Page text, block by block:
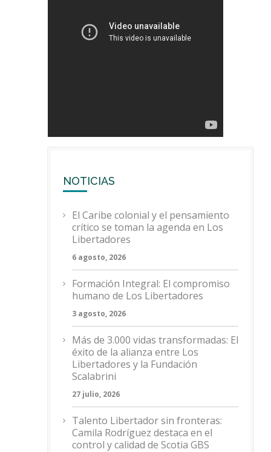
NOTICIAS
El Caribe colonial y el pensamiento
crítico se toman la agenda en Los
Libertadores
6 agosto, 2026
Formación Integral: El compromiso
humano de Los Libertadores
3 agosto, 2026
Más de 3.000 vidas transformadas: El
éxito de la alianza entre Los
Libertadores y la Fundación
Scalabrini
27 julio, 2026
Talento Libertador sin fronteras:
Camila Rodríguez destaca en el
control y calidad de Scotia GBS